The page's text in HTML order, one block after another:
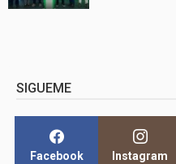
SIGUEME
Facebook Instagram